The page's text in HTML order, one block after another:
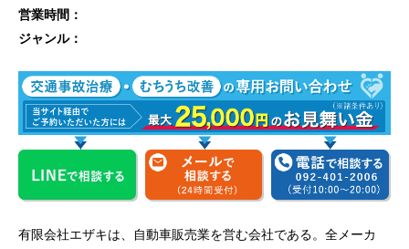
営業時間：
ジャンル：
有限会社エザキは、自動車販売業を営む会社である。全メーカ